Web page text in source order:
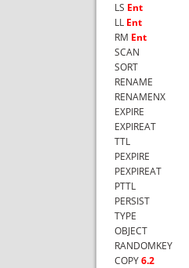
LS Ent
LL Ent
RM Ent
SCAN
SORT
RENAME
RENAMENX
EXPIRE
EXPIREAT
TTL
PEXPIRE
PEXPIREAT
PTTL
PERSIST
TYPE
OBJECT
RANDOMKEY
COPY6.2